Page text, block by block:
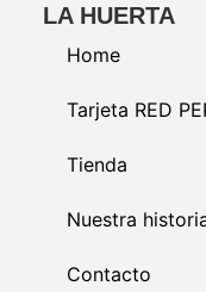
LA HUERTA
Home
Tarjeta RED
Tienda
Nuestra
Contacto